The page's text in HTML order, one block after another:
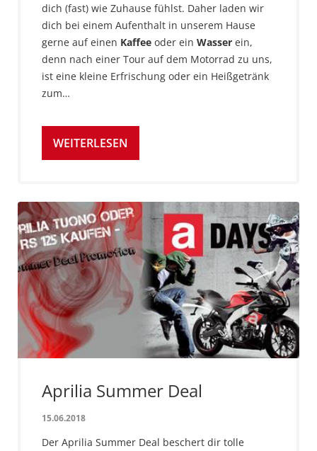
dich (fast) wie Zuhause fühlst. Daher laden wir
dich bei einem Aufenthalt in unserem Hause
gerne auf einen Kaffee oder ein Wasser ein,
denn nach einer Tour auf dem Motorrad zu uns,
ist eine kleine Erfrischung oder ein Heißgetränk
zum…
WEITERLESEN
Aprilia Summer Deal
15.06.2018
Der Aprilia Summer Deal beschert dir tolle